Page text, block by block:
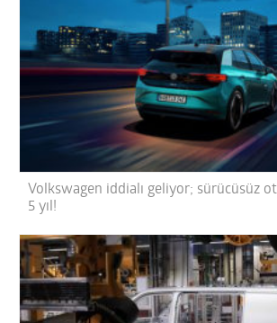
Volkswagen iddialı geliyor; sürücüsüz
5 yıl!